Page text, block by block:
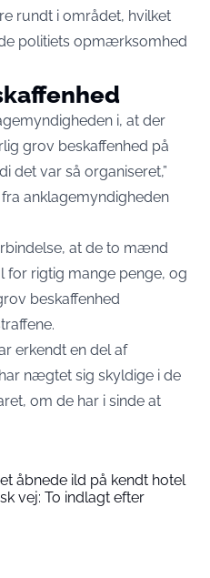
rundt i området, hvilket
politiets opmærksomhed
i, at der
grov beskaffenhed på
det var så organiseret,”
anklagemyndigheden
at de to mænd
for rigtig mange penge, og
beskaffenhed
erkendt en del af
nægtet sig skyldige i de
om de har i sinde at
åbnede ild på kendt hotel
vej: To indlagt efter